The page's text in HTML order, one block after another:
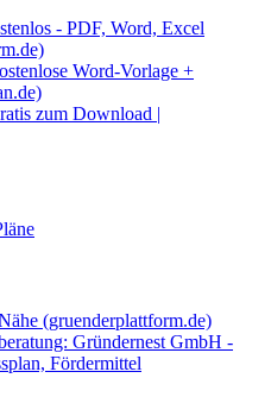
- PDF, Word, Excel
Word-Vorlage +
zum Download |
(gruenderplattform.de)
Gründernest GmbH -
Fördermittel